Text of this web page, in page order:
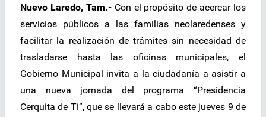
Nuevo Laredo, Tam.- Con el propósito de acercar los
servicios públicos a las familias neolaredenses y
facilitar la realización de trámites sin necesidad de
trasladarse hasta las oficinas municipales, el
Gobierno Municipal invita a la ciudadanía a asistir a
una nueva jornada del programa “Presidencia
Cerquita de Ti”, que se llevará a cabo este jueves 9 de